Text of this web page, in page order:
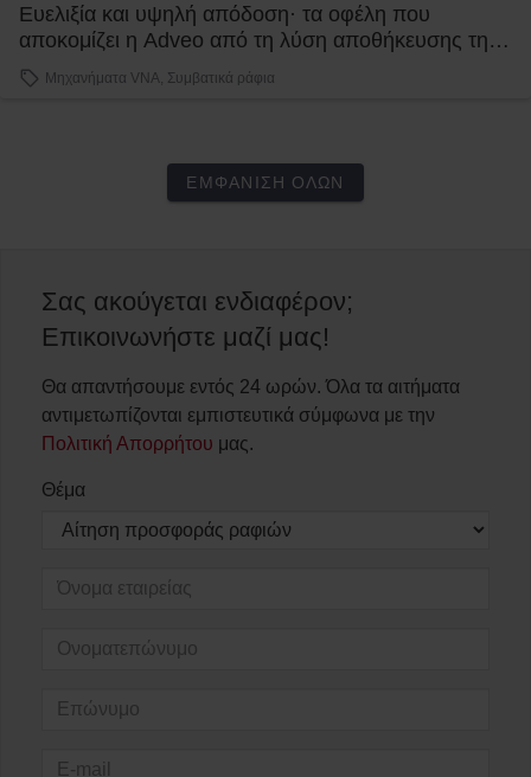
Ευελιξία και υψηλή απόδοση· τα οφέλη που
αποκομίζει η Adveo από τη λύση αποθήκευσης της
Toyota.Μηχανήματα VNA, Συμβατικά ράφια
ΕΜΦΆΝΙΣΗ ΌΛΩΝ
Σας ακούγεται ενδιαφέρον;
Επικοινωνήστε μαζί μας!
Θα απαντήσουμε εντός 24 ωρών. Όλα τα αιτήματα
αντιμετωπίζονται εμπιστευτικά σύμφωνα με την
Πολιτική Απορρήτου μας.
Θέμα